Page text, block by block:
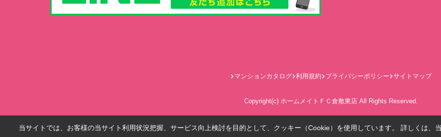
マンションカタログ 利用規約 プライバシーポリシー サイトマップ
Copyright(c) ホームメイトＦＣ倉敷東店 All Rights Reserved.
当サイトでは、お客様の当サイト利用状況把握、サービス向上検討を目的として、クッキー（Cookie）を使用しています。 詳しくは、